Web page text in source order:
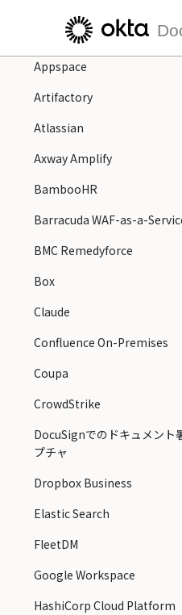
メインコンテンツにスキップ
Apple Business Manager
Appspace
Artifactory
Atlassian
Axway Amplify
BambooHR
Barracuda WAF-as-a-
BMC Remedyforce
Box
Claude
Confluence On-Premises
Coupa
CrowdStrike
DocuSignでのドキュメント
プチャ
Dropbox Business
Elastic Search
FleetDM
Google Workspace
HashiCorp Cloud Platform